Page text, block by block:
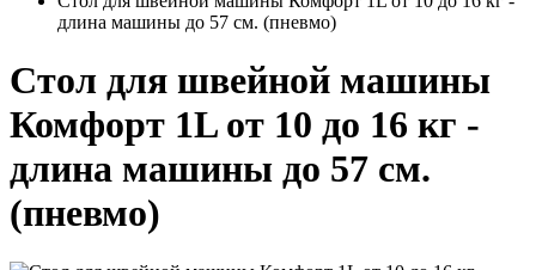
длина машины до 57 см. (пневмо)
Стол для швейной машины
Комфорт 1L от 10 до 16 кг -
длина машины до 57 см.
(пневмо)